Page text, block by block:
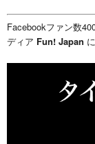
Facebookファン数
ディア Fun! Japan